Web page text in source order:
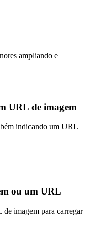
ampliando e
URL de imagem
indicando um URL
ou um URL
imagem para carregar